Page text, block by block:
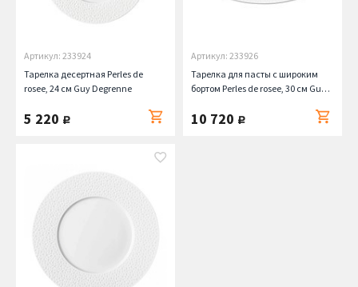
Артикул: 233924
Тарелка десертная Perles de
rosee, 24 см Guy Degrenne
5 220 руб.
Артикул: 233926
Тарелка для пасты с широким
бортом Perles de rosee, 30 см Guy
10 720 руб.